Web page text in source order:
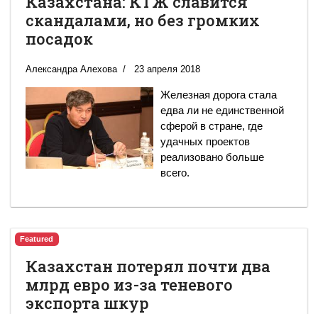
скандалами, но без громких
посадок
Александра Алехова 23 апреля 2018
Железная дорога стала
едва ли не единственной
сферой в стране, где
удачных проектов
реализовано больше
всего.
Featured
Казахстан потерял почти два
млрд евро из-за теневого
экспорта шкур